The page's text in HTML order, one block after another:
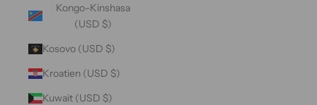
Kongo-Kinshasa
(USD $)
Kosovo (USD $)
Kroatien (USD $)
Kuwait (USD $)